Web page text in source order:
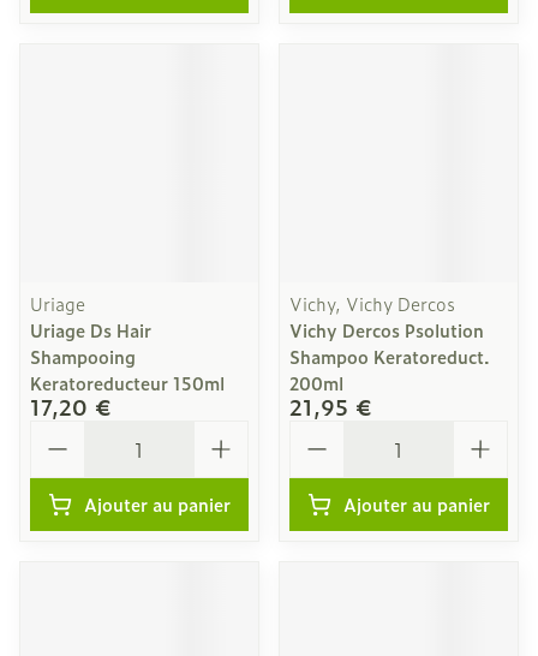
Uriage
Uriage Ds Hair
Shampooing
Keratoreducteur 150ml
17,20 €
Ajouter au panier
Vichy, Vichy Dercos
Vichy Dercos Psolution
Shampoo Keratoreduct.
200ml
21,95 €
Ajouter au panier